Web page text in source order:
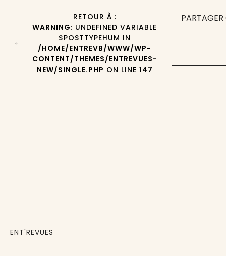
RETOUR À :
WARNING: UNDEFINED VARIABLE
$POSTTYPEHUM IN
/HOME/ENTREVB/WWW/WP-
CONTENT/THEMES/ENTREVUES-
NEW/SINGLE.PHP ON LINE 147
ENT'REVUES